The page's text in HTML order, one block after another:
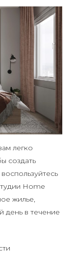
легко
создать
Home
жилье,
день в течение